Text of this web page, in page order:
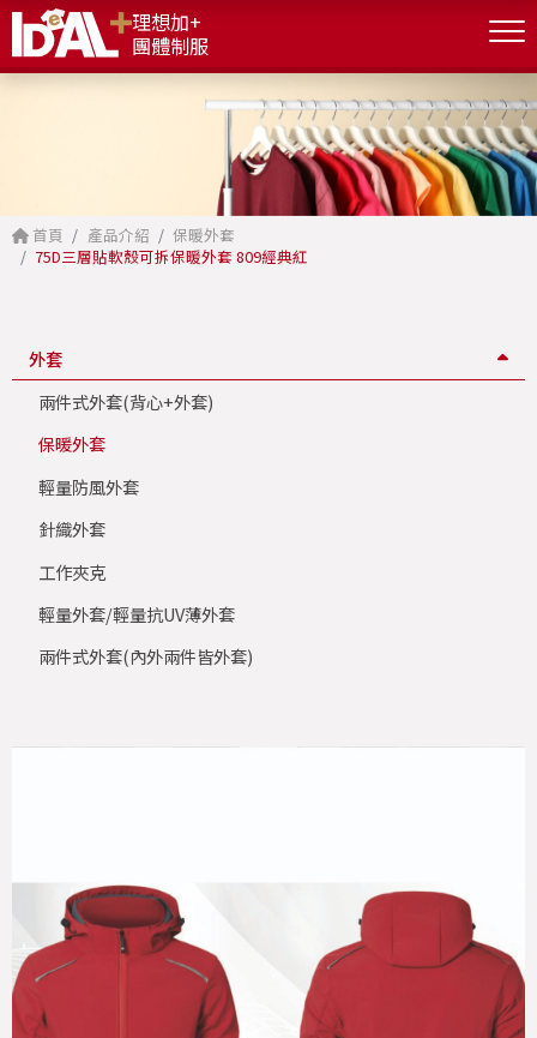
理想加+
團體制服
首頁 產品介紹
保暖外套
75D三層貼軟殼可拆保暖外套 809經典紅
外套
兩件式外套(背心+外套)
保暖外套
輕量防風外套
針織外套
工作夾克
輕量外套/輕量抗UV薄外套
兩件式外套(內外兩件皆外套)